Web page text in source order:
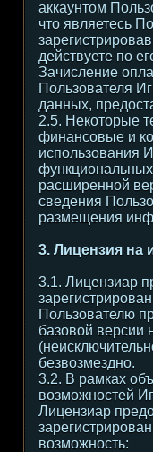
аккаунтом
что являетесь
действуете по
Зачисление
Пользователя
данных,
2.5. Некоторые
финансовые и
использования
расширенной
сведения
размещения
3. Лицензия на
3.1. Лицензиар
Пользователю
базовой версии
безвозмездно.
3.2. В рамках
возможностей
Лицензиар
возможность: